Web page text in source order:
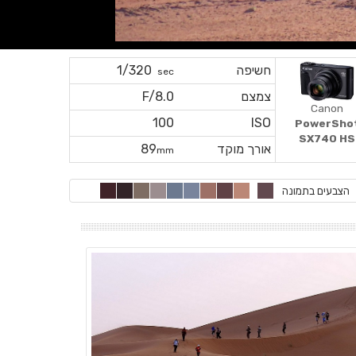
חשיפה sec
1/320
צמצם
F/8.0
ISO
100
אורך מוקד
89mm
Canon
SX740 HS
הצבעים בתמונה